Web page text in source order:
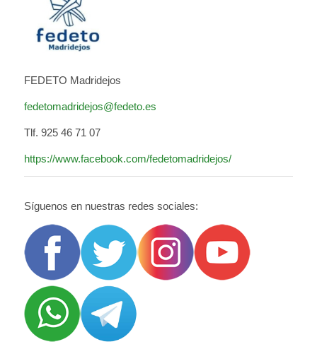
FEDETO Madridejos
fedetomadridejos@fedeto.es
Tlf. 925 46 71 07
https://www.facebook.com/fedetomadridejos/
Síguenos en nuestras redes sociales: